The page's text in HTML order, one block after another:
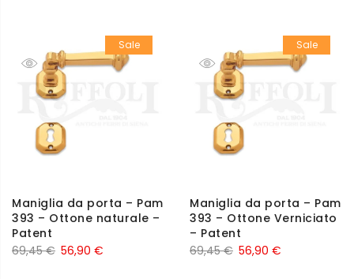
Sale
Maniglia da porta – Pam
393 – Ottone naturale –
Patent
69,45€ 56,90 €
Sale
Maniglia da porta – Pam
393 – Ottone Verniciato
– Patent
69,45€ 56,90 €